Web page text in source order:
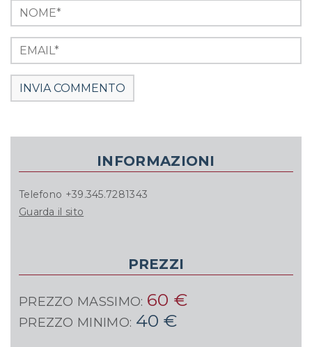
INFORMAZIONI
Telefono +39.345.7281343
Guarda il sito
PREZZI
PREZZO MASSIMO: 60 €
PREZZO MINIMO: 40 €